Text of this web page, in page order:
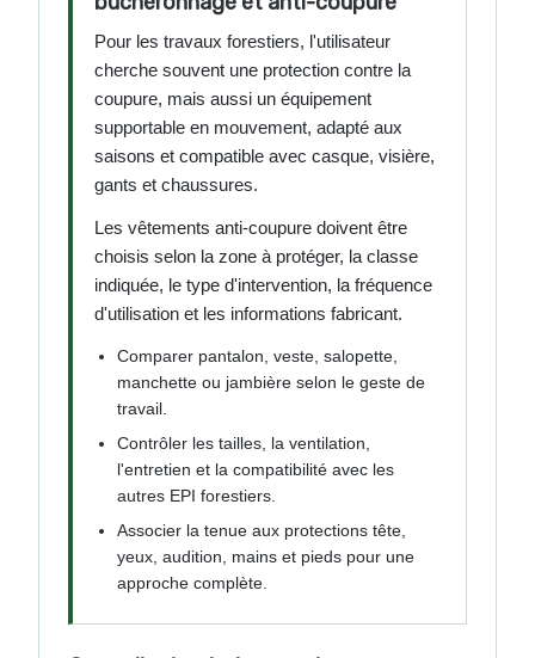
Pour les travaux forestiers, l'utilisateur
cherche souvent une protection contre la
coupure, mais aussi un équipement
supportable en mouvement, adapté aux
saisons et compatible avec casque, visière,
gants et chaussures.
Les vêtements anti-coupure doivent être
choisis selon la zone à protéger, la classe
indiquée, le type d'intervention, la fréquence
d'utilisation et les informations fabricant.
Comparer pantalon, veste, salopette,
manchette ou jambière selon le geste de
travail.
Contrôler les tailles, la ventilation,
l'entretien et la compatibilité avec les
autres EPI forestiers.
Associer la tenue aux protections tête,
yeux, audition, mains et pieds pour une
approche complète.